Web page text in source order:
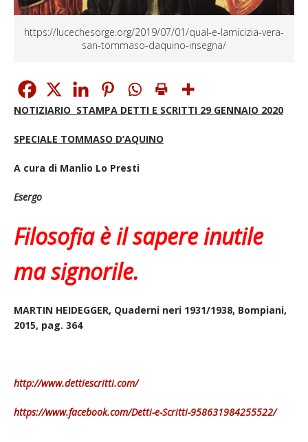
https://lucechesorge.org/2019/07/01/qual-e-lamicizia-vera-
san-tommaso-daquino-insegna/
NOTIZIARIO STAMPA DETTI E SCRITTI 29 GENNAIO 2020
SPECIALE TOMMASO D’AQUINO
A cura di Manlio Lo Presti
Esergo
Filosofia è il sapere inutile
ma signorile.
MARTIN HEIDEGGER, Quaderni neri 1931/1938, Bompiani,
2015, pag. 364
http://www.dettiescritti.com/
https://www.facebook.com/Detti-e-Scritti-958631984255522/